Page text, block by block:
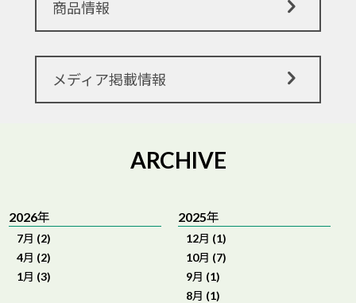
商品情報
メディア掲載情報
ARCHIVE
2026年
7月 (2)
4月 (2)
1月 (3)
2025年
12月 (1)
10月 (7)
9月 (1)
8月 (1)